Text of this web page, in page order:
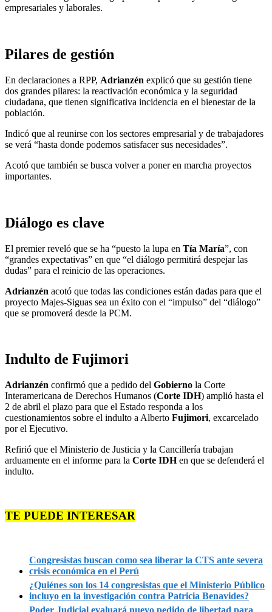
empresariales y laborales.
Pilares de gestión
En declaraciones a RPP, Adrianzén explicó que su gestión tiene
dos grandes pilares: la reactivación económica y la seguridad
ciudadana, que tienen significativa incidencia en el bienestar de la
población.
Indicó que al reunirse con los sectores empresarial y de trabajadores
se verá “hasta donde podemos satisfacer sus necesidades”.
Acotó que también se busca volver a poner en marcha proyectos
importantes.
Diálogo es clave
El premier reveló que se ha “puesto la lupa en Tía María”, con
“grandes expectativas” en que “el diálogo permitirá despejar las
dudas” para el reinicio de las operaciones.
Adrianzén acotó que todas las condiciones están dadas para que el
proyecto Majes-Siguas sea un éxito con el “impulso” del “diálogo”
que se promoverá desde la PCM.
Indulto de Fujimori
Adrianzén confirmó que a pedido del Gobierno la Corte
Interamericana de Derechos Humanos (Corte IDH) amplió hasta el
2 de abril el plazo para que el Estado responda a los
cuestionamientos sobre el indulto a Alberto Fujimori, excarcelado
por el Ejecutivo.
Refirió que el Ministerio de Justicia y la Cancillería trabajan
arduamente en el informe para la Corte IDHen que se defenderá el
indulto.
TE PUEDE INTERESAR
Congresistas buscan como sea liberar la CTS ante severa
crisis económica en el Perú
¿Quiénes son los 14 congresistas que el Ministerio Público
incluyo en la investigación contra Patricia Benavides?
Poder Judicial evaluará nuevo pedido de libertad para